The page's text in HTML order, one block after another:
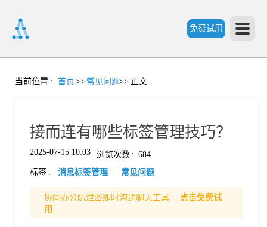
免费试用
首
当前位置 : 首页 >>常见问题>> 正文
接而连有哪些标签管理技巧？
2025-07-15 10:03 浏览次数 : 684
标签 : 消息标签管理 常见问题
协同办公防泄密即时沟通聊天工具— 点击免费试
用